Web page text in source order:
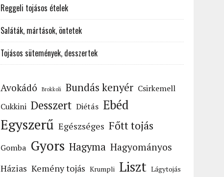
Reggeli tojásos ételek
Saláták, mártások, öntetek
Tojásos sütemények, desszertek
Avokádó Brokkoli Bundás kenyér Csirkemell
Cukkini Desszert Diétás Ebéd
Egyszerű Egészséges Főtt tojás
Gomba Gyors Hagyma Hagyományos
Házias Kemény tojás Krumpli Liszt Lágytojás